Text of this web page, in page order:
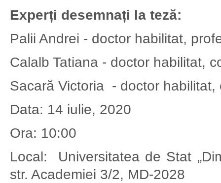
Experți desemnați la teză:
Palii Andrei - doctor habilitat,
Calalb Tatiana - doctor habilitat,
Sacară Victoria - doctor habilitat,
Data: 14 iulie, 2020
Ora: 10:00
Local: Universitatea de Stat
str. Academiei 3/2, MD-2028